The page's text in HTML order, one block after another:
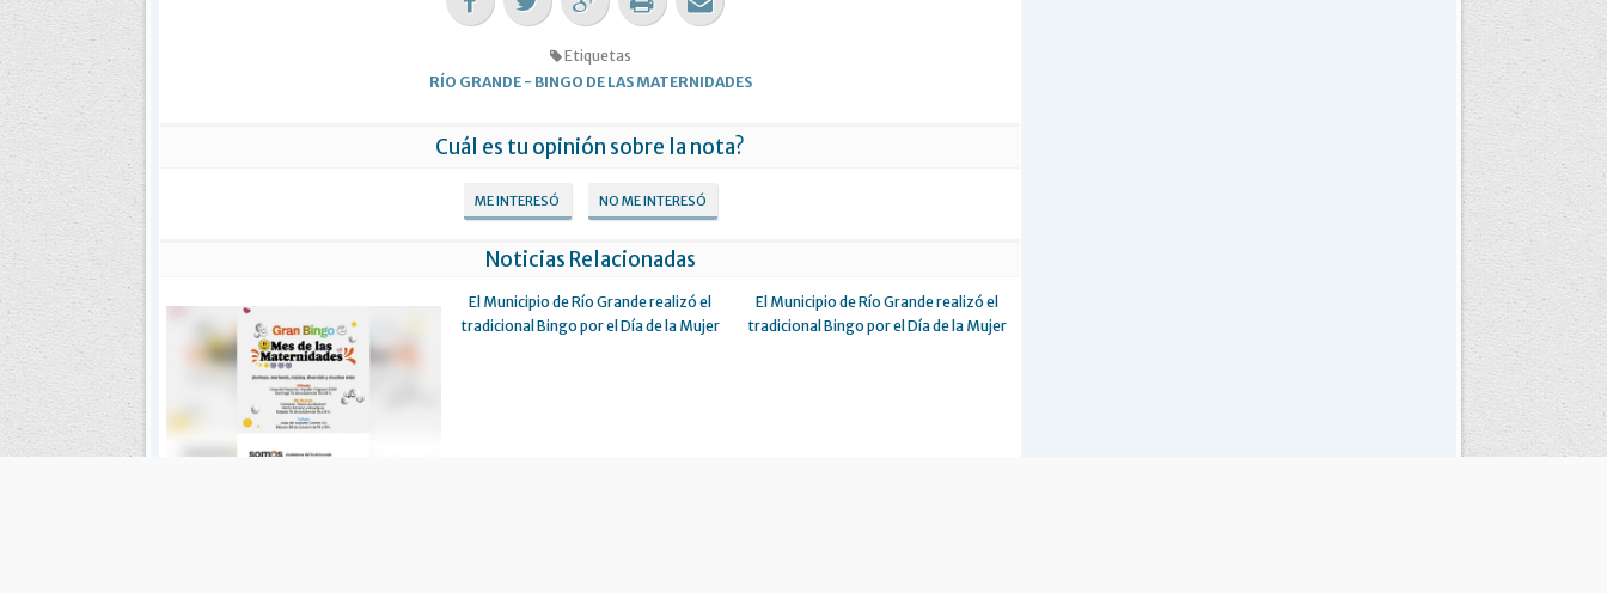
Etiquetas
RÍO GRANDE- BINGO DE LAS MATERNIDADES
Cuál es tu opinión sobre la nota?
ME INTERESÓ NO ME INTERESÓ
Noticias Relacionadas
El Municipio de Río Grande realizó el
tradicional Bingo por el Día de la Mujer
El Municipio de Río Grande realizó el
tradicional Bingo por el Día de la Mujer